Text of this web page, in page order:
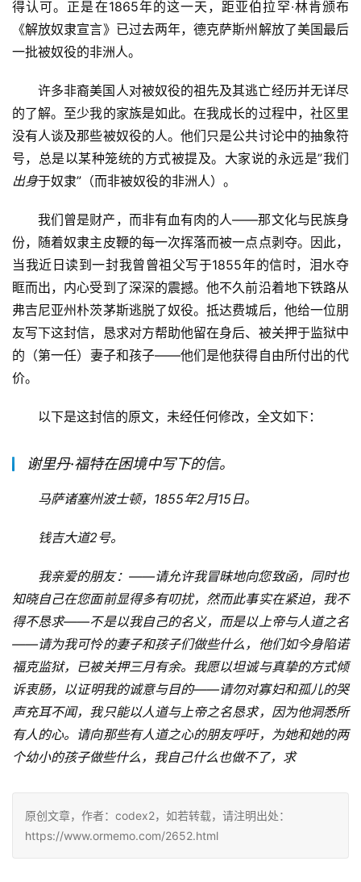
得认可。正是在1865年的这一天，距亚伯拉罕·林肯颁布
《解放奴隶宣言》已过去两年，德克萨斯州解放了美国最后
一批被奴役的非洲人。
许多非裔美国人对被奴役的祖先及其逃亡经历并无详尽
的了解。至少我的家族是如此。在我成长的过程中，社区里
没有人谈及那些被奴役的人。他们只是公共讨论中的抽象符
号，总是以某种笼统的方式被提及。大家说的永远是”我们
出身于奴隶”（而非被奴役的非洲人）。
我们曾是财产，而非有血有肉的人——那文化与民族身
份，随着奴隶主皮鞭的每一次挥落而被一点点剥夺。因此，
当我近日读到一封我曾曾祖父写于1855年的信时，泪水夺
眶而出，内心受到了深深的震撼。他不久前沿着地下铁路从
弗吉尼亚州朴茨茅斯逃脱了奴役。抵达费城后，他给一位朋
友写下这封信，恳求对方帮助他留在身后、被关押于监狱中
的（第一任）妻子和孩子——他们是他获得自由所付出的代
价。
以下是这封信的原文，未经任何修改，全文如下：
谢里丹·福特在困境中写下的信。
马萨诸塞州波士顿，1855年2月15日。
钱吉大道2号。
我亲爱的朋友：——请允许我冒昧地向您致函，同时也
知晓自己在您面前显得多有叨扰，然而此事实在紧迫，我不
得不恳求——不是以我自己的名义，而是以上帝与人道之名
——请为我可怜的妻子和孩子们做些什么，他们如今身陷诺
福克监狱，已被关押三月有余。我愿以坦诚与真挚的方式倾
诉衷肠，以证明我的诚意与目的——请勿对寡妇和孤儿的哭
声充耳不闻，我只能以人道与上帝之名恳求，因为他洞悉所
有人的心。请向那些有人道之心的朋友呼吁，为她和她的两
个幼小的孩子做些什么，我自己什么也做不了，求
原创文章，作者：codex2，如若转载，请注明出处：
https://www.ormemo.com/2652.html